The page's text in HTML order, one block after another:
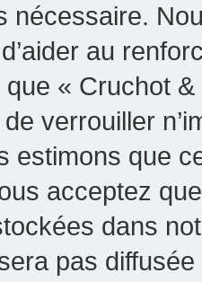
nécessaire.
au
« Cruchot
verrouiller
estimons que
acceptez
dans
pas